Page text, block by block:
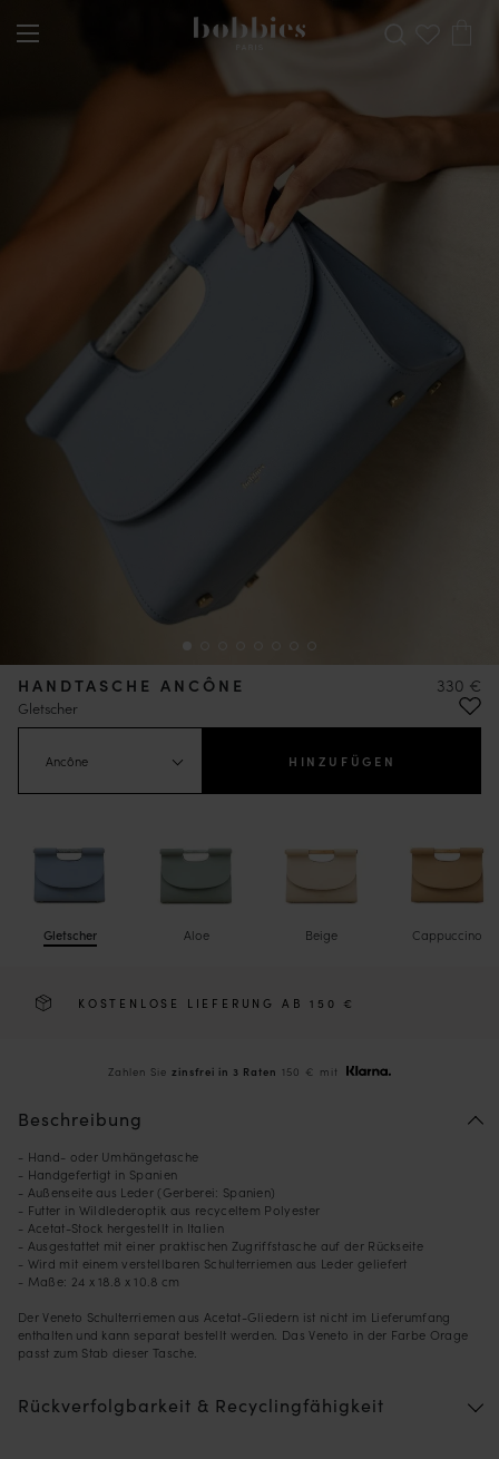
HANDTASCHE ANCÔNE
Gletscher
330 €
Ancône HINZUFÜGEN
Gletscher Aloe Beige Cappuccino
KOSTENLOSE LIEFERUNG AB 150 €
Zahlen Siezinsfrei in 3 Raten 150 € mit
Beschreibung
- Hand- oder Umhängetasche
- Handgefertigt in Spanien
- Außenseite aus Leder (Gerberei: Spanien)
- Futter in Wildlederoptik aus recyceltem Polyester
- Acetat-Stock hergestellt in Italien
- Ausgestattet mit einer praktischen Zugriffstasche auf der Rückseite
- Wird mit einem verstellbaren Schulterriemen aus Leder geliefert
- Maße: 24 x 18.8 x 10.8 cm
Der Veneto Schulterriemen aus Acetat-Gliedern ist nicht im Lieferumfang
enthalten und kann separat bestellt werden. Das Veneto in der Farbe Orage
passt zum Stab dieser Tasche.
Rückverfolgbarkeit & Recyclingfähigkeit